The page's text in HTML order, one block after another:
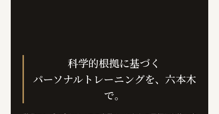
科学的根拠に基づく
パーソナルトレーニングを、六本木
で。